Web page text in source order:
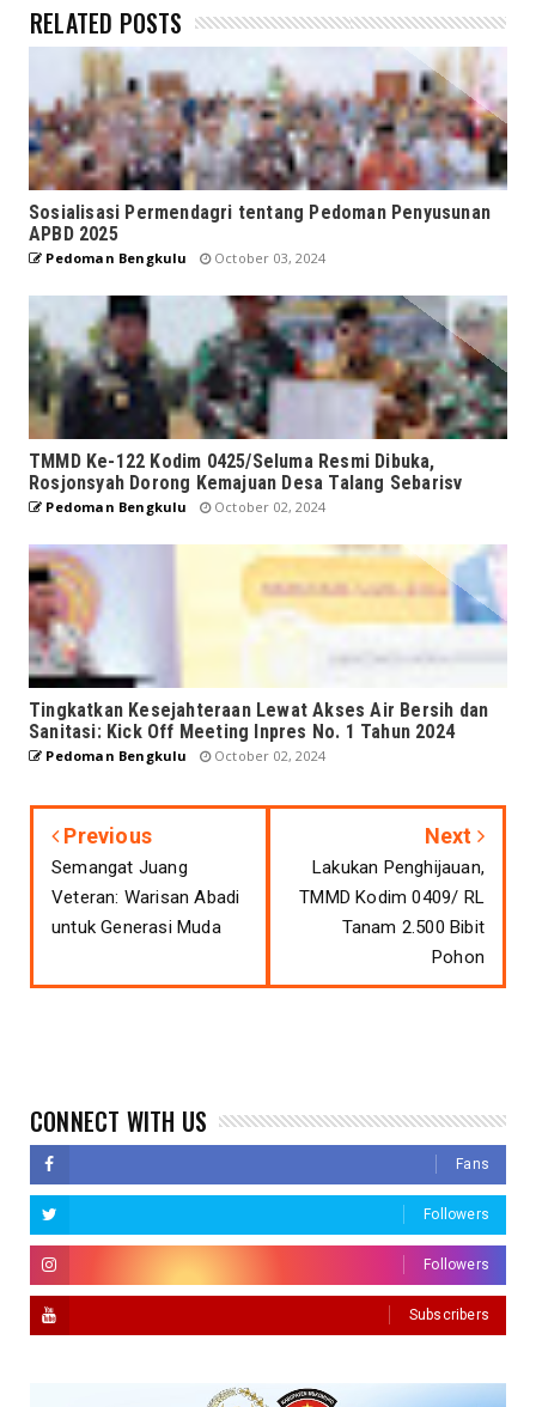
RELATED POSTS
Sosialisasi Permendagri tentang Pedoman Penyusunan
APBD 2025
Pedoman Bengkulu October 03, 2024
TMMD Ke-122 Kodim 0425/Seluma Resmi Dibuka,
Rosjonsyah Dorong Kemajuan Desa Talang Sebarisv
Pedoman Bengkulu October 02, 2024
Tingkatkan Kesejahteraan Lewat Akses Air Bersih dan
Sanitasi: Kick Off Meeting Inpres No. 1 Tahun 2024
Pedoman Bengkulu October 02, 2024
Previous
Semangat Juang
Veteran: Warisan Abadi
untuk Generasi Muda
Next
Lakukan Penghijauan,
TMMD Kodim 0409/ RL
Tanam 2.500 Bibit
Pohon
CONNECT WITH US
Fans
Followers
Followers
Subscribers